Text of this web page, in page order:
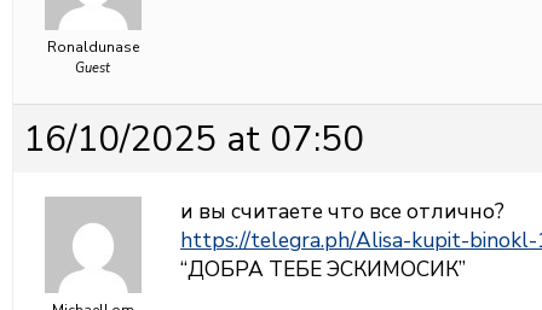
Ronaldunase
Guest
16/10/2025 at 07:50
и вы считаете что все отлично?
https://telegra.ph/Alisa-kupit-
“ДОБРА ТЕБЕ ЭСКИМОСИК”